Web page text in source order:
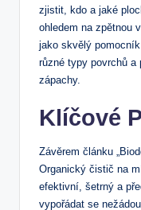
zjistit, kdo a jaké
ohledem na zpětnou
jako skvělý
různé typy povrchů
zápachy.
Klíčové
Závěrem článku
Organický čistič na
efektivní, šetrný a
vypořádat se